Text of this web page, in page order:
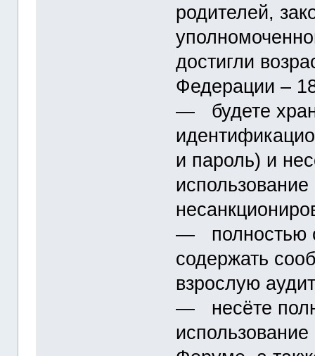
родителей,
достигли
Федерации –
― будете
и пароль) и
― полностью
содержать
взрослую
― несёте